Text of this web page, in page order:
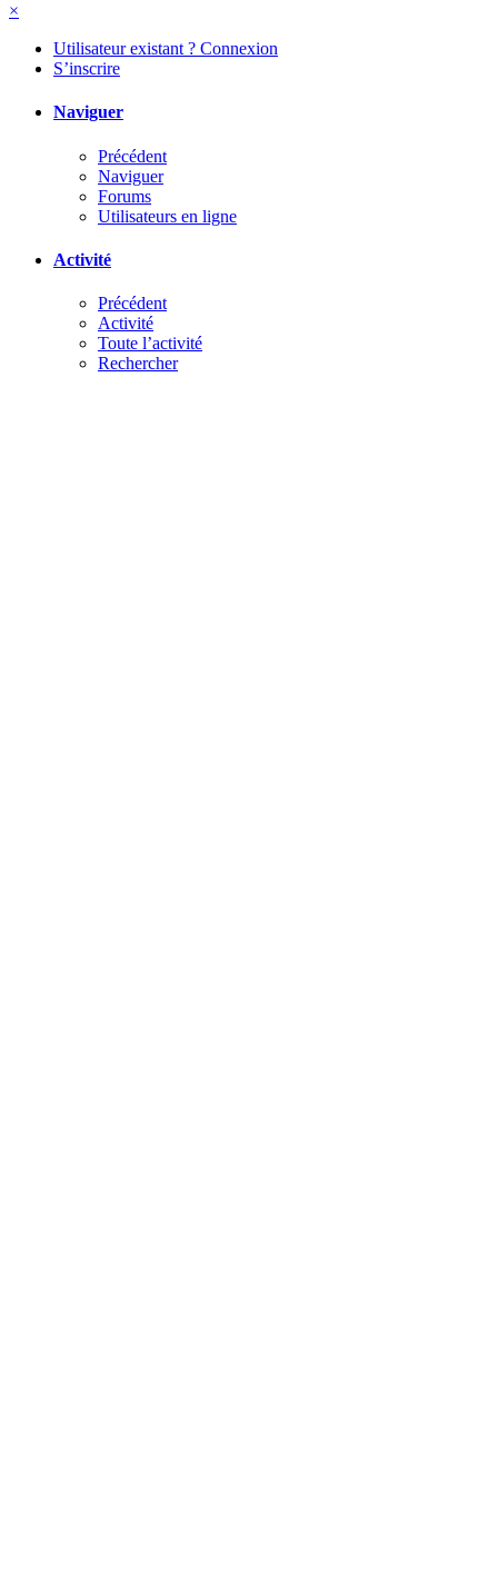
×
Utilisateur existant ? Connexion
S’inscrire
Naviguer
Précédent
Naviguer
Forums
Utilisateurs en ligne
Activité
Précédent
Activité
Toute l’activité
Rechercher